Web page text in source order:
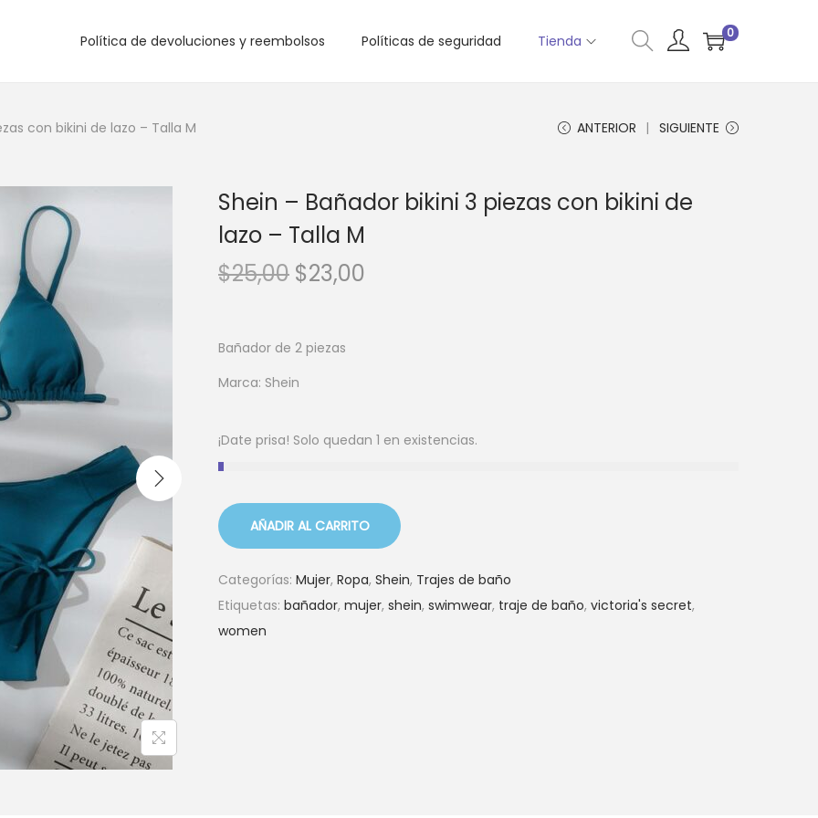
Política de devoluciones y reembolsos Políticas de seguridad Tienda 0
con bikini de lazo – Talla M ANTERIOR SIGUIENTE
Shein – Bañador bikini 3 piezas con bikini de
lazo – Talla M
$25,00 E
r
e
o
r
i
g
i
n
$23,00
o
c
t
u
a
l
Bañador de 2 piezas
Marca: Shein
¡Date prisa! Solo quedan 1 en existencias.
AÑADIR AL CARRITO
Categorías: Mujer, Ropa, Shein, Trajes de baño
Etiquetas: bañador, mujer, shein, swimwear, traje de baño, victoria's secret,
women